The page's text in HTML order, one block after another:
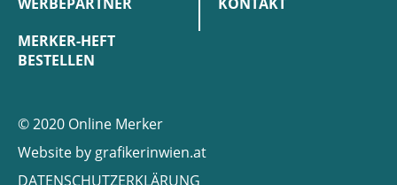
MERKER-HEFT
BESTELLEN
© 2020 Online Merker
Website by grafikerinwien.at
DATENSCHUTZERKLÄRUNG